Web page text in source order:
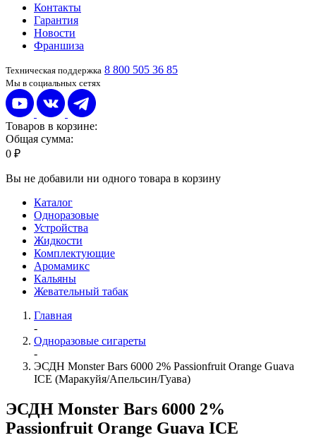
Контакты
Гарантия
Новости
Франшиза
Техническая поддержка 8 800 505 36 85
Мы в социальных сетях
Товаров в корзине:
Общая сумма:
0 ₽
Вы не добавили ни одного товара в корзину
Каталог
Одноразовые
Устройства
Жидкости
Комплектующие
Аромамикс
Кальяны
Жевательный табак
Главная
-
Одноразовые сигареты
-
ЭСДН Monster Bars 6000 2% Passionfruit Orange Guava
ICE (Маракуйя/Апельсин/Гуава)
ЭСДН Monster Bars 6000 2%
Passionfruit Orange Guava ICE